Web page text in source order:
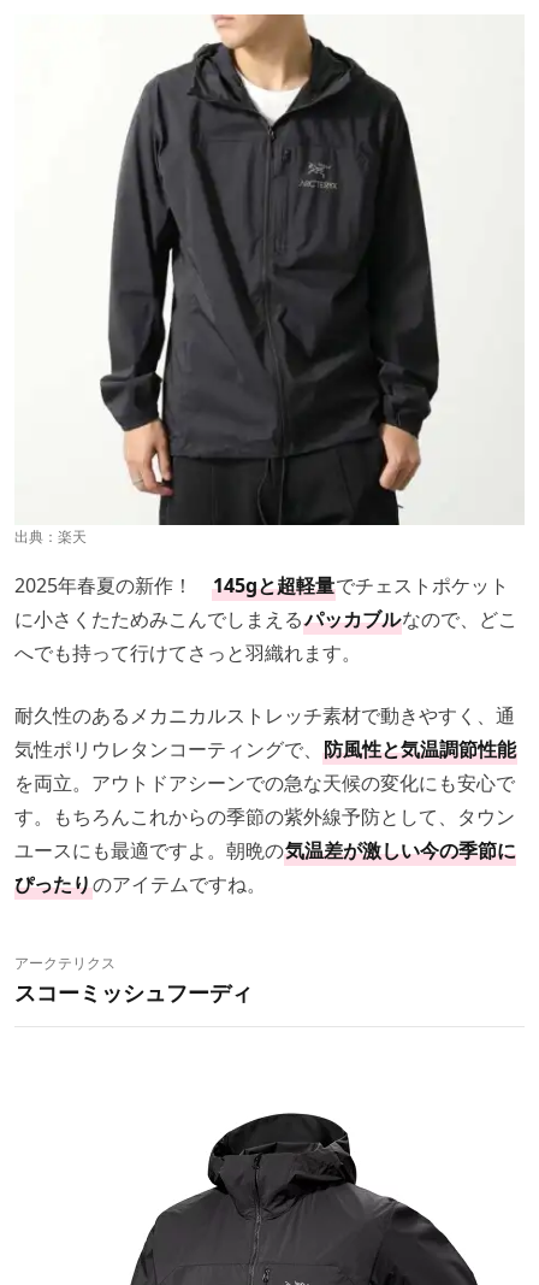
出典： 楽天
2025年春夏の新作！ 145gと超軽量でチェストポケット
に小さくたためみこんでしまえるパッカブルなので、どこ
へでも持って行けてさっと羽織れます。
耐久性のあるメカニカルストレッチ素材で動きやすく、通
気性ポリウレタンコーティングで、 防風性と気温調節性能
を両立。アウトドアシーンでの急な天候の変化にも安心で
す。もちろんこれからの季節の紫外線予防として、タウン
ユースにも最適ですよ。朝晩の気温差が激しい今の季節に
ぴったりのアイテムですね。
アークテリクス
スコーミッシュフーディ